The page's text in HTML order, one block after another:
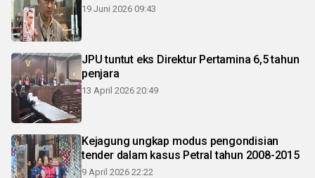
19 Juni 2026 09:43
JPU tuntut eks Direktur Pertamina 6,5 tahun
penjara
13 April 2026 20:49
Kejagung ungkap modus pengondisian
tender dalam kasus Petral tahun 2008-2015
9 April 2026 22:22